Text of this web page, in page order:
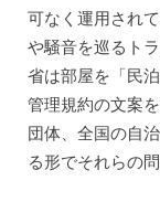
可なく運用され
や騒音を巡るト
省は部屋を「民
管理規約の文案
団体、全国の自
る形でそれらの